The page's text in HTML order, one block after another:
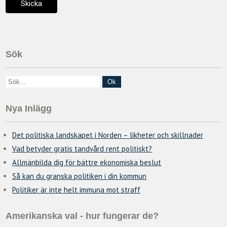
Sök
Nya Inlägg
Det politiska landskapet i Norden – likheter och skillnader
Vad betyder gratis tandvård rent politiskt?
Allmänbilda dig för bättre ekonomiska beslut
Så kan du granska politiken i din kommun
Politiker är inte helt immuna mot straff
Amerikanska val - hur fungerar de?